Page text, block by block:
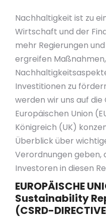
Nachhaltigkeit ist zu
Wirtschaft und der
mehr Regierungen
ergreifen
Investitionen zu
werden wir uns auf
Europäischen Union
Königreich (UK)
Überblick über
Verordnungen geben,
Investoren in diesen
EUROPÄISCHE
Sustainability
(CSRD-